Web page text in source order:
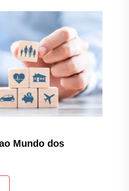
Mundo dos